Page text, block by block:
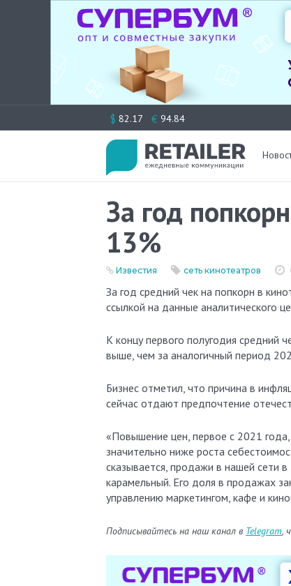
к
$ 82.17 € 94.84
За год
13%
Известия сеть кинотеатров
За год средний чек на попкорн в кинотеатрах вырос на 13% и составляет 331 рубль, пишут «Известия» со
ссылкой на данные аналитического
К концу первого полугодия средний
выше, чем за аналогичный период
Бизнес отметил, что причина в
сейчас отдают предпочтение
«Повышение цен, первое с 2021
значительно ниже роста
сказывается, продажи в нашей сети
карамельный. Его доля в продажах
управлению маркетингом, кафе и
Подписывайтесь на наш канал в Telegram,